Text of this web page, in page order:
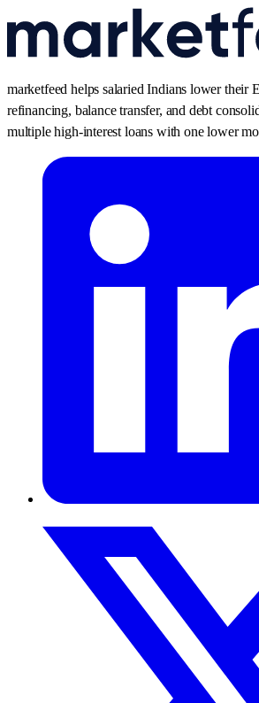
marketfeed helps salaried Indians lower their
refinancing, balance transfer, and debt
multiple high-interest loans with one lower